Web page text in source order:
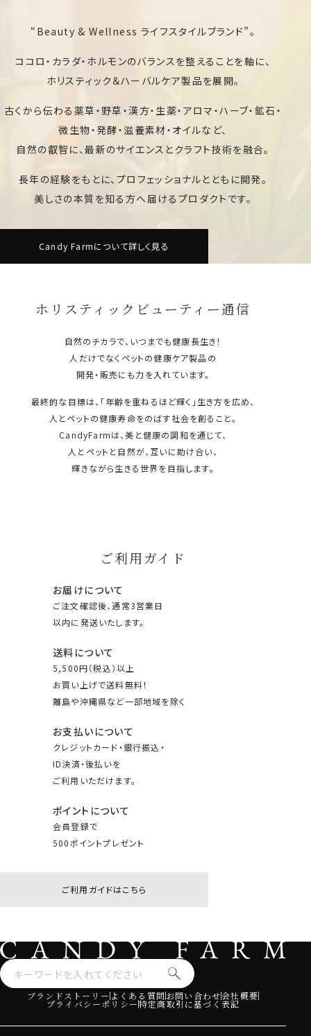
“Beauty & Wellness ライフスタイルブランド”。
ココロ・カラダ・ホルモンのバランスを整えることを軸に、
ホリスティック＆ハーバルケア製品を展開。
古くから伝わる薬草・野草・漢方・生薬・アロマ・ハーブ・鉱石・
微生物・発酵・滋養素材・オイルなど、
自然の叡智に、最新のサイエンスとクラフト技術を融合。
長年の経験をもとに、プロフェッショナルとともに開発。
美しさの本質を知る方へ届けるプロダクトです。
Candy Farmについて詳しく見る
ホリスティックビューティー通信
自然のチカラで、いつまでも健康長生き！
人だけでなくペットの健康ケア製品の
開発・販売にも力を入れています。
最終的な目標は、「年齢を重ねるほど輝く」生き方を広め、
人とペットの健康寿命をのばす社会を創ること。
CandyFarmは、美と健康の調和を通じて、
人とペットと自然が、互いに助け合い、
輝きながら生きる世界を目指します。
ご利用ガイド
お届けについて
ご注文確認後、通常3営業日
以内に発送いたします。
送料について
5,500円（税込）以上
お買い上げで送料無料！
離島や沖縄県など一部地域を除く
お支払いについて
クレジットカード・銀行振込・
ID決済・後払いを
ご利用いただけます。
ポイントについて
会員登録で
500ポイントプレゼント
ご利用ガイドはこちら
ブランドストーリーよくある質問お問い合わせ会社概要
プライバシーポリシー特定商取引に基づく表記